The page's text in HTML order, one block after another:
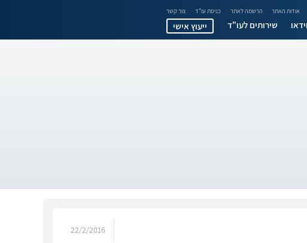
אודות האתר הרשמה לאתר כניסת עו"ד צור קשר
שירותים לעו"ד ייעוץ אישי
22/2/2016